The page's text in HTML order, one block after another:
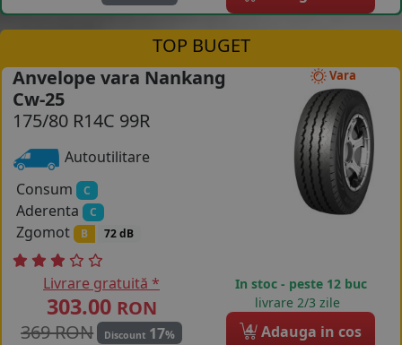
TOP BUGET
Vara
Anvelope vara Nankang
Cw-25
175/80 R14C 99R
Autoutilitare
Consum
C
Aderenta C
Zgomot B 72 dB
Livrare gratuită *
303.00 RON
369 RON
Discount 17%
In stoc - peste 12 buc
livrare 2/3 zile
4 Adauga in cos